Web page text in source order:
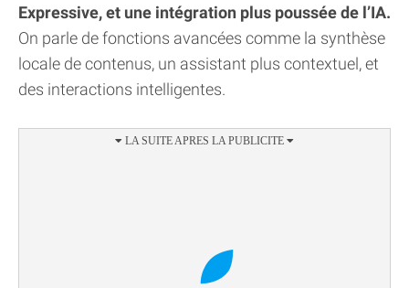
Expressive, et une intégration plus poussée de l’IA.
On parle de fonctions avancées comme la synthèse
locale de contenus, un assistant plus contextuel, et
des interactions intelligentes.